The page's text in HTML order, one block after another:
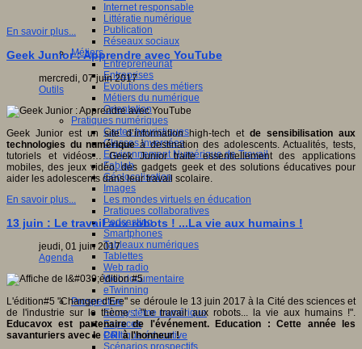
Internet responsable
Littératie numérique
Publication
Réseaux sociaux
Métiers
Entrepreneuriat
Entreprises
Evolutions des métiers
Métiers du numérique
Orientation
Pratiques numériques
Cartes heuristiques
Classes inversées
Environnement Numérique de Travail
Fablab
Géolocalisation
Images
Les mondes virtuels en éducation
Pratiques collaboratives
Podcasting
Smartphones
Tableaux numériques
Tablettes
Web radio
Webdocumentaire
eTwinning
Prospective
Ecosystème numérique
Espaces
Politique éducative
Scénarios prospectifs
En savoir plus...
Geek Junior : Apprendre avec YouTube
mercredi, 07 juin 2017
Outils
Geek Junior est un site d’information high-tech et de sensibilisation aux
technologies du numériqueà destination des adolescents. Actualités, tests,
tutoriels et vidéos… Geek Junior traite essentiellement des applications
mobiles, des jeux vidéo, des gadgets geek et des solutions éducatives pour
aider les adolescents dans leur travail scolaire.
En savoir plus...
13 juin : Le travail aux robots ! ...La vie aux humains !
jeudi, 01 juin 2017
Agenda
L'édition#5 "Changer d'Ere" se déroule le 13 juin 2017 à la Cité des sciences et
de l'industrie sur le thème : "Le travail aux robots... la vie aux humains !".
Educavox est partenaire de l'événement. Education : Cette année les
savanturiers avec le CRIà l'honneur !